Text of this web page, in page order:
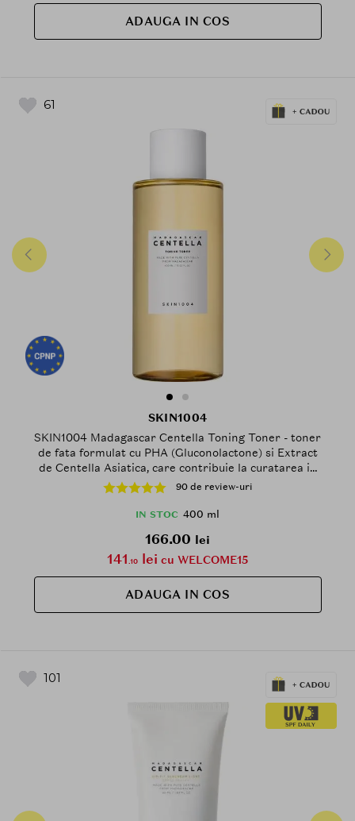
ADAUGA IN COS
61
SKIN1004
SKIN1004 Madagascar Centella Toning Toner - toner
de fata formulat cu PHA (Gluconolactone) si Extract
de Centella Asiatica, care contribuie la curatarea in
profunzime si la mentinerea pielii ultrahidratate -
400 ml
90 de review-uri
IN STOC 400 ml
166.00 lei
141.10 lei cu WELCOME15
ADAUGA IN COS
101